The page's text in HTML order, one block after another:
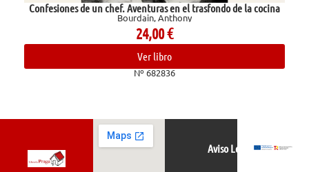
Confesiones de un chef. Aventuras en el trasfondo de la cocina
Bourdain, Anthony
24,00€
Ver libro
Nº 682836
Aviso Legal